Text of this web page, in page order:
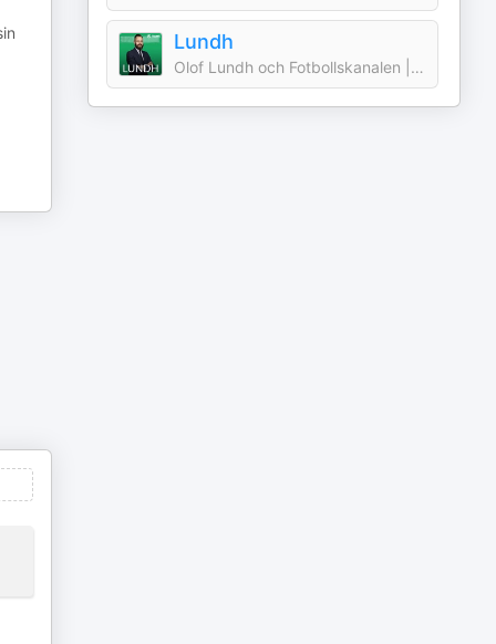
Lundh
Olof Lundh och Fotbollskanalen | Acast